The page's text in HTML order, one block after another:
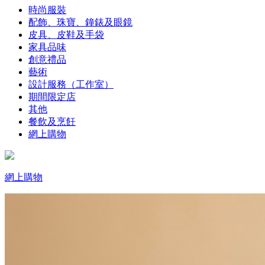
時尚服裝
配飾、珠寶、鐘錶及眼鏡
皮具、皮鞋及手袋
家具品味
創意禮品
藝術
設計服務（工作室）
期間限定店
其他
餐飲及烹飪
網上購物
網上購物